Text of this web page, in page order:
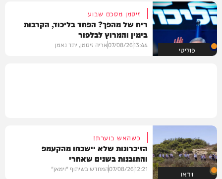
פוליטי
זיסמן מסכם שבוע
ריח של מהפך? הפחד בליכוד, הקרבות
בימין והמרוץ לבלפור
13:44
07/08/26אריה זיסמן, יתד נאמן
וידאו
כשהאש בוערת!
הזיכרונות שלא יישכחו מהקעמפ
והתובנות בשנים שאחרי
12:21
07/08/26המחדש בשיתוף "וימאן"